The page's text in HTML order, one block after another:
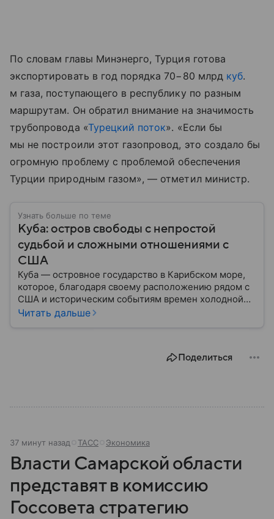
По словам главы Минэнерго, Турция готова
экспортировать в год порядка 70−80 млрд куб.
м газа, поступающего в республику по разным
маршрутам. Он обратил внимание на значимость
трубопровода «Турецкий поток». «Если бы
мы не построили этот газопровод, это создало бы
огромную проблему с проблемой обеспечения
Турции природным газом», — отметил министр.
Узнать больше по теме
Куба: остров свободы с непростой
судьбой и сложными отношениями с
США
Куба — островное государство в Карибском море,
которое, благодаря своему расположению рядом с
США и историческим событиям времен холодной
войны, стало одним из самых известных в Западном
Читать дальше
Поделиться
37 минут назад ТАСС Экономика
Власти Самарской области
представят в комиссию
Госсовета стратегию